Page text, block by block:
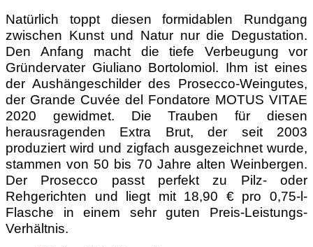
Natürlich toppt diesen formidablen Rundgang
zwischen Kunst und Natur nur die Degustation.
Den Anfang macht die tiefe Verbeugung vor
Gründervater Giuliano Bortolomiol. Ihm ist eines
der Aushängeschilder des Prosecco-Weingutes,
der Grande Cuvée del Fondatore MOTUS VITAE
2020 gewidmet. Die Trauben für diesen
herausragenden Extra Brut, der seit 2003
produziert wird und zigfach ausgezeichnet wurde,
stammen von 50 bis 70 Jahre alten Weinbergen.
Der Prosecco passt perfekt zu Pilz- oder
Rehgerichten und liegt mit 18,90 € pro 0,75-l-
Flasche in einem sehr guten Preis-Leistungs-
Verhältnis.